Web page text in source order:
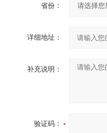
省份：
详细地址：
补充说明：
验证码：